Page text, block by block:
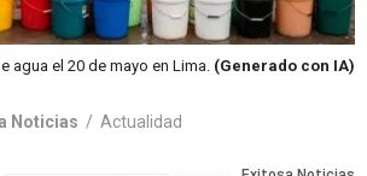
agua el 20 de mayo en Lima. (Generado con IA)
Noticias / Actualidad